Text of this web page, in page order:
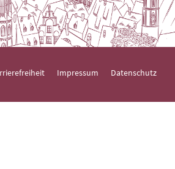
Impressum Datenschutz